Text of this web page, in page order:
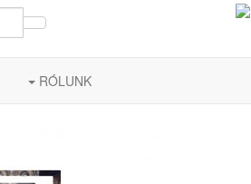
RÓLUNK